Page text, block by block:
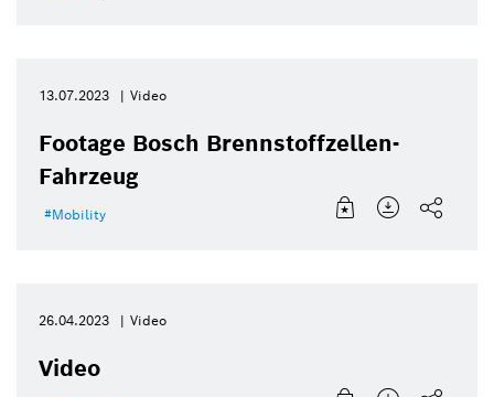
13.07.2023 Video
Footage Bosch Brennstoffzellen-
Fahrzeug
Mobility
26.04.2023 Video
Video